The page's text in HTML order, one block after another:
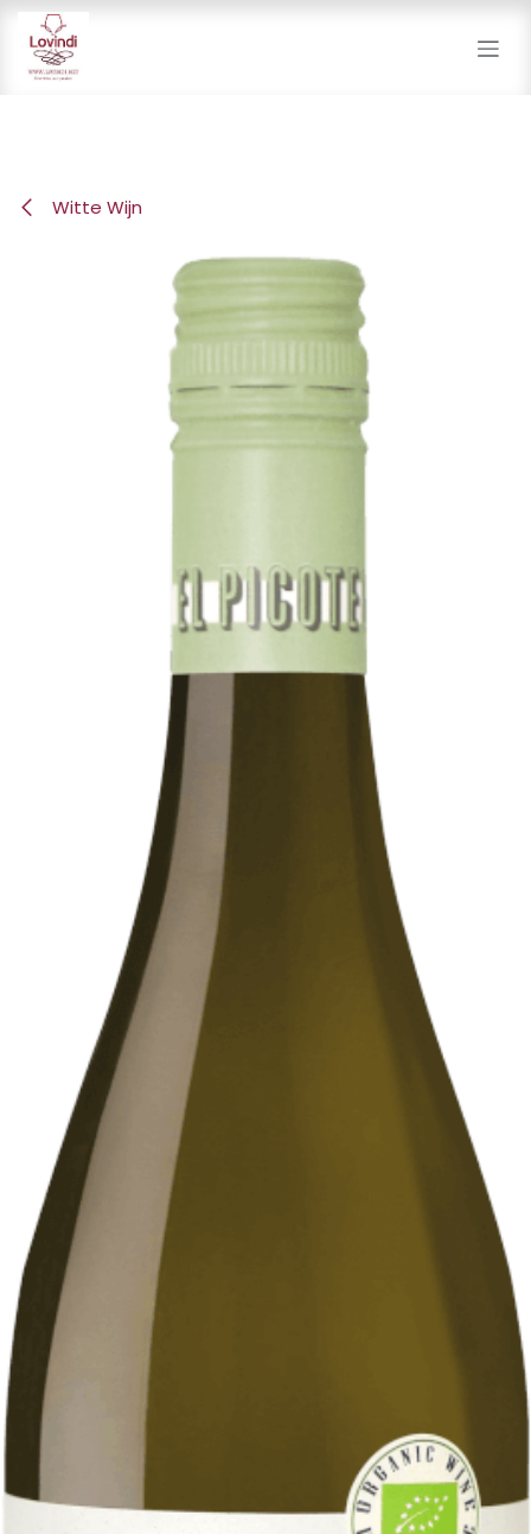
Overslaan naar inhoud
Witte Wijn